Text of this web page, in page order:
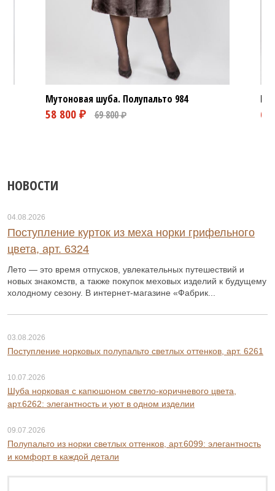
Мутоновая шуба. Полупальто 984
НОВОСТИ
04.08.2026
Поступление курток из меха норки грифельного
цвета, арт. 6324
Лето — это время отпусков, увлекательных путешествий и
новых знакомств, а также покупок меховых изделий к будущему
холодному сезону. В интернет-магазине «Фабрик...
03.08.2026
Поступление норковых полупальто светлых оттенков, арт. 6261
10.07.2026
Шуба норковая с капюшоном светло-коричневого цвета,
арт.6262: элегантность и уют в одном изделии
09.07.2026
Полупальто из норки светлых оттенков, арт.6099: элегантность
и комфорт в каждой детали